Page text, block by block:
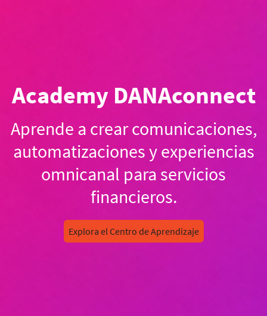
Academy DANAconnect
Aprende a crear comunicaciones,
automatizaciones y experiencias
omnicanal para servicios
financieros.
Explora el Centro de Aprendizaje